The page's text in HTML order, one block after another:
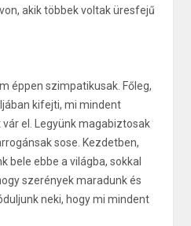
akik többek voltak üresfejű
éppen szimpatikusak. Főleg,
kifejti, mi mindent
el. Legyünk magabiztosak
sose. Kezdetben,
bele ebbe a világba, sokkal
szerények maradunk és
neki, hogy mi mindent